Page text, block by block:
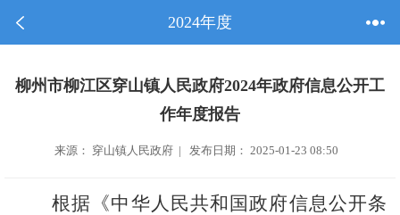
2024年度
柳州市柳江区穿山镇人民政府2024年政府信息公开工
作年度报告
来源： 穿山镇人民政府 | 发布日期： 2025-01-23 08:50
根据《中华人民共和国政府信息公开条